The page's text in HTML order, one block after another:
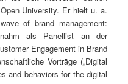
University. Er hielt u. a.
of brand management:
als Panellist an der
Engagement in Brand
Vorträge („Digital
and behaviors for the digital